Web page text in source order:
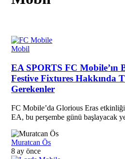
Mobil
EA SPORTS FC
Festive Fixtures Hakkında
Gerekenler
FC Mobile’da Glorious Eras
EA, bu perşembe günü başlayacak
Muratcan Ös
8 ay önce